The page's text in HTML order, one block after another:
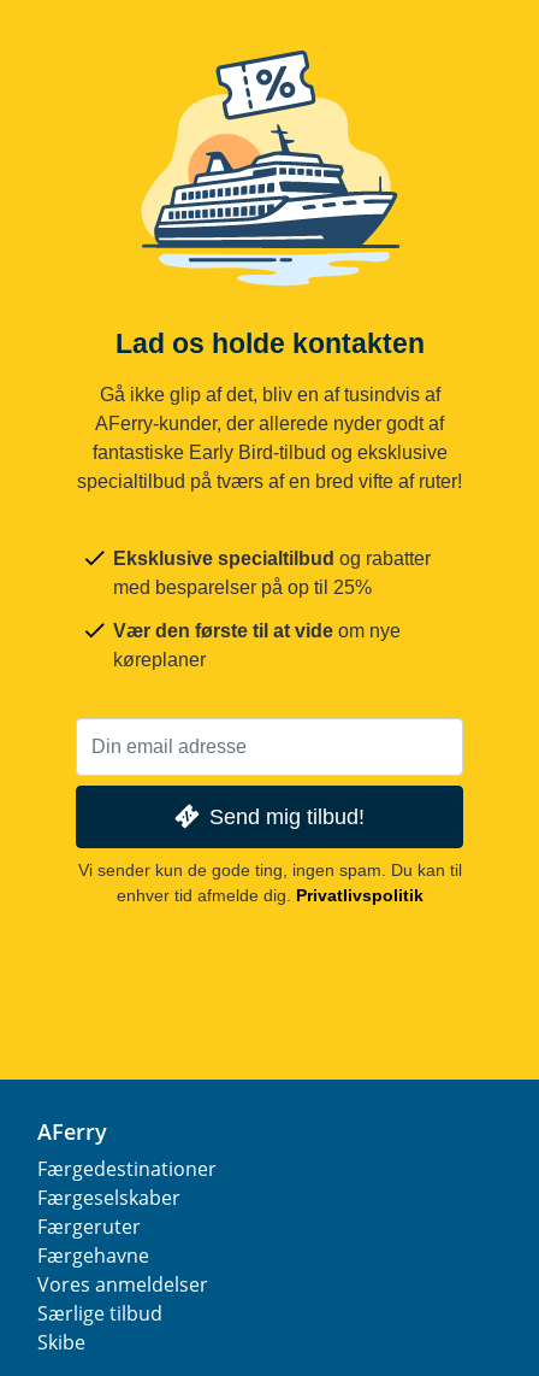
Lad os holde kontakten
Gå ikke glip af det, bliv en af tusindvis af
AFerry-kunder, der allerede nyder godt af
fantastiske Early Bird-tilbud og eksklusive
specialtilbud på tværs af en bred vifte af ruter!
Eksklusive specialtilbud og rabatter
med besparelser på op til 25%
Vær den første til at vide om nye
køreplaner
Send mig tilbud!
Vi sender kun de gode ting, ingen spam. Du kan til
enhver tid afmelde dig.
Privatlivspolitik
AFerry
Færgedestinationer
Færgeselskaber
Færgeruter
Færgehavne
Vores anmeldelser
Særlige tilbud
Skibe